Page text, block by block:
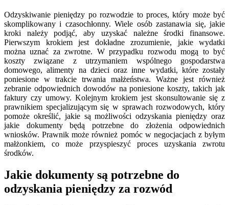
Odzyskiwanie pieniędzy po rozwodzie to proces, który może być
skomplikowany i czasochłonny. Wiele osób zastanawia się, jakie
kroki należy podjąć, aby uzyskać należne środki finansowe.
Pierwszym krokiem jest dokładne zrozumienie, jakie wydatki
można uznać za zwrotne. W przypadku rozwodu mogą to być
koszty związane z utrzymaniem wspólnego gospodarstwa
domowego, alimenty na dzieci oraz inne wydatki, które zostały
poniesione w trakcie trwania małżeństwa. Ważne jest również
zebranie odpowiednich dowodów na poniesione koszty, takich jak
faktury czy umowy. Kolejnym krokiem jest skonsultowanie się z
prawnikiem specjalizującym się w sprawach rozwodowych, który
pomoże określić, jakie są możliwości odzyskania pieniędzy oraz
jakie dokumenty będą potrzebne do złożenia odpowiednich
wniosków. Prawnik może również pomóc w negocjacjach z byłym
małżonkiem, co może przyspieszyć proces uzyskania zwrotu
środków.
Jakie dokumenty są potrzebne do
odzyskania pieniędzy za rozwód